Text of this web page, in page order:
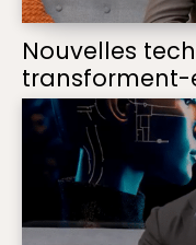
Nouvelles
transforment-